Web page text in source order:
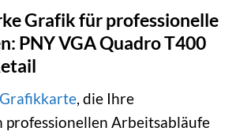
Grafik für professionelle
PNY VGA Quadro T400
Grafikkarte, die Ihre
professionellen Arbeitsabläufe